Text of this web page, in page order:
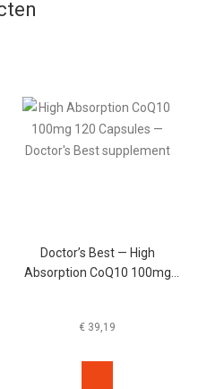
Doctor’s Best — High
Absorption CoQ10 100mg
€ 39,19